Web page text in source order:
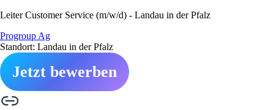
Leiter Customer Service (m/w/d) - Landau in der Pfalz
Progroup Ag
Standort: Landau in der Pfalz
Jetzt bewerben